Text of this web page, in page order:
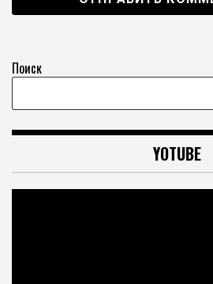
Поиск
YOTUBE